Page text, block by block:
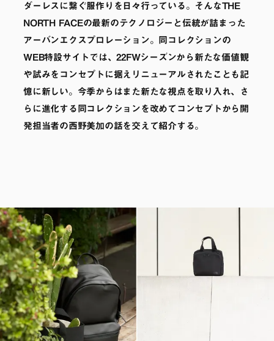
ダーレスに繋ぐ服作りを日々行っている。そんなTHE
NORTH FACEの最新のテクノロジーと伝統が詰まった
アーバンエクスプロレーション。同コレクションの
WEB特設サイトでは、22FWシーズンから新たな価値観
や試みをコンセプトに据えリニューアルされたことも記
憶に新しい。今季からはまた新たな視点を取り入れ、さ
らに進化する同コレクションを改めてコンセプトから開
発担当者の西野美加の話を交えて紹介する。